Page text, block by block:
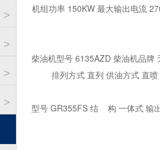
>
>
>
>
机组功率 150KW 最大输出电流
柴油机型号 6135AZD 柴油机品牌
排列方式 直列 供油方式 直
型号 GR355FS 结 构 一体式 输